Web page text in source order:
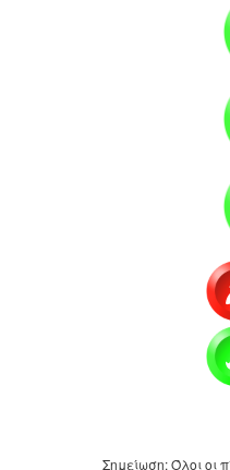
Σημείωση: Όλοι οι